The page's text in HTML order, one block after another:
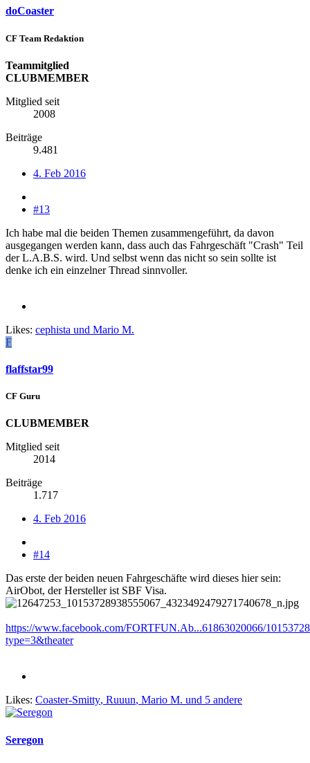
doCoaster
CF Team Redaktion
Teammitglied
CLUBMEMBER
Mitglied seit
2008
Beiträge
9.481
4. Feb 2016
#13
Ich habe mal die beiden Themen zusammengeführt, da davon
ausgegangen werden kann, dass auch das Fahrgeschäft "Crash" Teil
der L.A.B.S. wird. Und selbst wenn das nicht so sein sollte ist
denke ich ein einzelner Thread sinnvoller.
Likes: cephista und Mario M.
F
flaffstar99
CF Guru
CLUBMEMBER
Mitglied seit
2014
Beiträge
1.717
4. Feb 2016
#14
Das erste der beiden neuen Fahrgeschäfte wird dieses hier sein:
AirObot, der Hersteller ist SBF Visa.
https://www.facebook.com/FORTFUN.Ab...61863020066/
type=3&theater
Likes: Coaster-Smitty, Ruuun, Mario M. und 5 andere
Seregon